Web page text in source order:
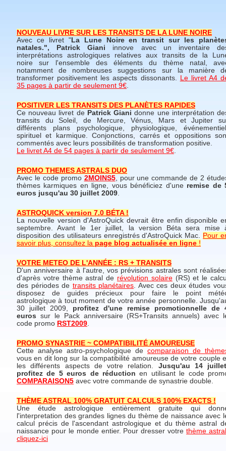
NOUVEAU LIVRE SUR LES TRANSITS DE LA LUNE NOIRE
Avec ce livret "La Lune Noire en transit sur les
natales.", Patrick Giani innove avec un inventaire
interprétations astrologiques relatives aux transits de la
noire sur l'ensemble des éléments du thème natal,
notamment de nombreuses suggestions sur la manière
transformer positivement les aspects dissonants. Le livret A4
35 pages à partir de seulement 9€.
POSITIVER LES TRANSITS DES PLANÈTES RAPIDES
Ce nouveau livret de Patrick Giani donne une interprétation
transits du Soleil, de Mercure, Vénus, Mars et Jupiter
différents plans psychologique, physiologique,
spirituel et karmique. Conjonctions, carrés et oppositions
commentés avec leurs possibilités de transformation positive.
Le livret A4 de 54 pages à partir de seulement 9€.
PROMO THEMES ASTRALS DUO
Avec le code promo 2MOINS5, pour une commande de 2
thèmes karmiques en ligne, vous bénéficiez d'une remise de
euros jusqu'au 30 juillet 2009.
ASTROQUICK version 7.0 BÉTA !
La nouvelle version d'AstroQuick devrait être enfin disponible
septembre. Avant le 1er juillet, la version Béta sera mise
disposition des utilisateurs enregistrés d'AstroQuick Mac. Pour
savoir plus, consultez la page blog actualisée en ligne !
VOTRE METEO DE L'ANNÉE : RS + TRANSITS
D'un anniversaire à l'autre, vos prévisions astrales sont
d'après votre thème astral de révolution solaire(RS) et le
des périodes de transits planétaires. Avec ces deux études
disposez de guides précieux pour faire le point
astrologique à tout moment de votre année personnelle.
30 juillet 2009, profitez d'une remise promotionnelle de
euros sur le Pack anniversaire (RS+Transits annuels) avec
code promo RST2009.
PROMO SYNASTRIE ~ COMPATIBILITÉ AMOUREUSE
Cette analyse astro-psychologique de comparaison de
vous en dit long sur la compatibilité amoureuse de votre couple
les différents aspects de votre relation. Jusqu'au 14
profitez de 5 euros de réduction en utilisant le code
COMPARAISON5 avec votre commande de synastrie double.
THÈME ASTRAL 100% GRATUIT CALCULS 100% EXACTS !
Une étude astrologique entièrement gratuite qui
l'interpretation des grandes lignes du thème de naissance avec
calcul précis de l'ascendant astrologique et du thème astral
naissance pour le monde entier. Pour dresser votrethème
cliquez-ici